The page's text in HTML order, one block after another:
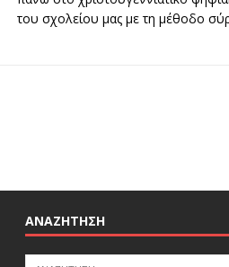
του σχολείου μας με τη μέθοδο
ΑΝΑΖΉΤΗΣΗ